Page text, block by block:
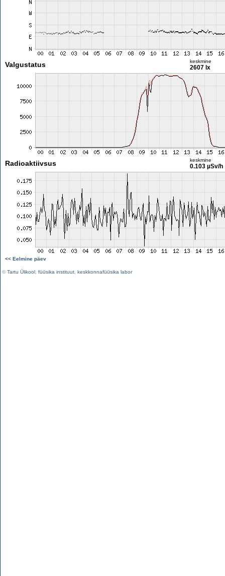
Valgustatus keskmine
2607 lx
Radioaktiivsus keskmine
0.103 µSv/h
<< Eelmine päev
©Tartu Ülikool füüsika instituut keskkonnafüüsika labor